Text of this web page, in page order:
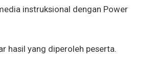
instruksional dengan Power
hasil yang diperoleh peserta.